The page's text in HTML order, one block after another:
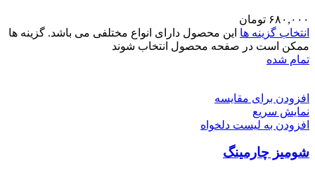
۶۸۰,۰۰۰ تومان
انتخاب گزینه ها این محصول دارای انواع مختلفی می باشد. گزینه ها
ممکن است در صفحه محصول انتخاب شوند
تمام شده
افزودن برای مقایسه
نمایش سریع
افزودن به لیست دلخواه
شومیز چارمینگ